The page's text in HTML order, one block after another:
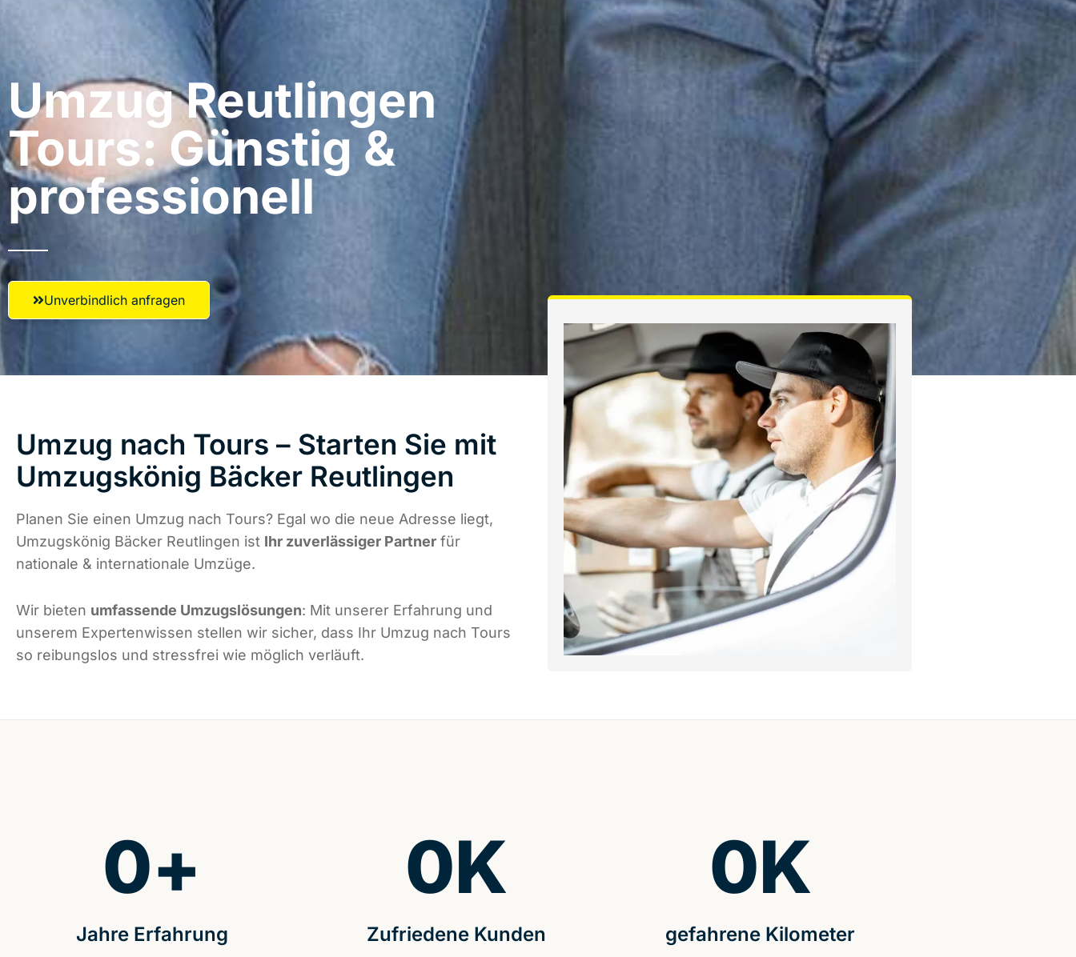
Umzug Reutlingen​
Tours: Günstig &
professionell​
Unverbindlich anfragen
Umzug nach Tours – Starten Sie mit
Umzugskönig Bäcker Reutlingen
Planen Sie einen Umzug nach Tours? Egal wo die neue Adresse liegt,
Umzugskönig Bäcker Reutlingen ist Ihr zuverlässiger Partner für
nationale & internationale Umzüge.
Wir bieten umfassende Umzugslösungen: Mit unserer Erfahrung und
unserem Expertenwissen stellen wir sicher, dass Ihr Umzug nach Tours
so reibungslos und stressfrei wie möglich verläuft.
Jahre Erfahrung
0+
Zufriedene Kunden
0K
gefahrene Kilometer
0K